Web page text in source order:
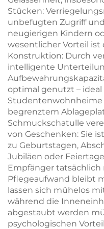
Stücken:
unbefugten Zugriff
neugierigen Kindern
wesentlicher Vorteil ist
Konstruktion: Durch
intelligente
optimal genutzt –
Studentenwohnheime
begrenztem
Schmuckschatulle
von Geschenken: Sie
zu Geburtstagen,
Jubiläen oder
Empfänger
Pflegeaufwand bleibt
lassen sich mühelos
während die
abgestaubt werden
psychologischen